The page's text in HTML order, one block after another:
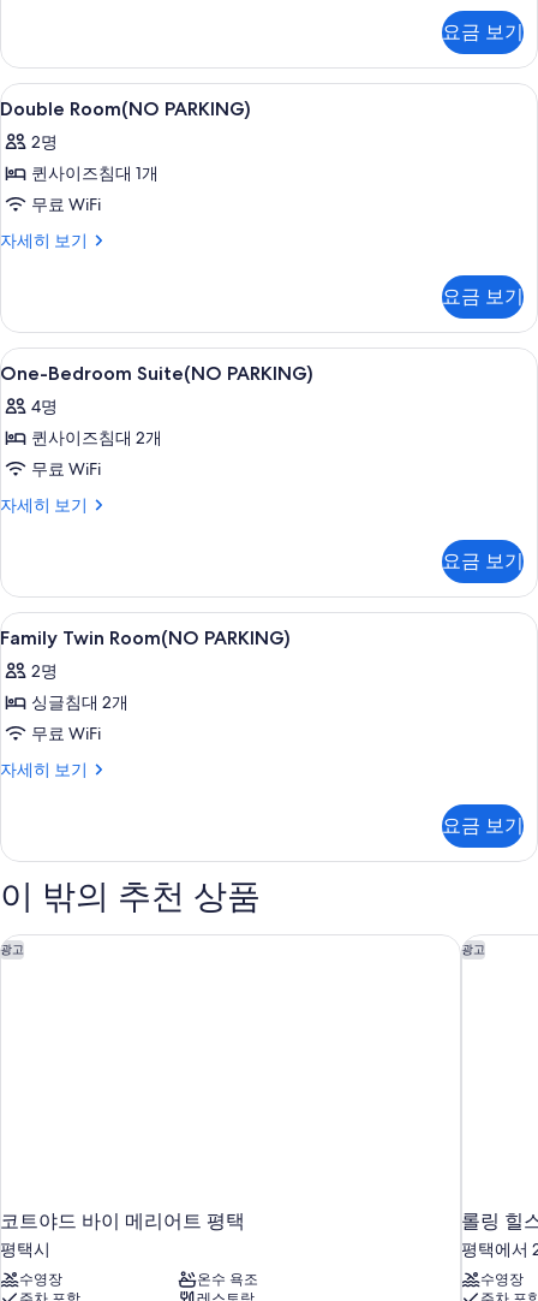
가)
사
진
모
두
보
기
실
개
차
불
자
세
히
요금 보기
Double
Room(NO
PARKING)
사
진
모
기
고급 침구, 책상, 노트북 작업 공간, 방
6
Double Room(NO PARKING)
2명
퀸사이즈침대 1개
무료 WiFi
자세히 보기
Double
세
히
보
요금 보기
One-
Bedroom
Suite(NO
PARKING)
사
진
보
기
고급 침구, 책상, 노트북 작업 공간, 방
3
One-Bedroom Suite(NO PARKING)
4명
퀸사이즈침대 2개
무료 WiFi
자세히 보기
One-
자
세
히
기
요금 보기
Family
Twin
Room(NO
PARKING)
사
진
보
기
고급 침구, 책상, 노트북 작업 공간, 방
4
Family Twin Room(NO PARKING)
2명
싱글침대 2개
무료 WiFi
자세히 보기
Family
자
히
기
요금 보기
이 밖의 추천 상품
광고
코트야드 바이 메리어트 평택
평택시
수영장
온수 욕조
코트야드 바이 메리어트 평택 광고
롤링 힐
평택에서
수영장
롤링 힐